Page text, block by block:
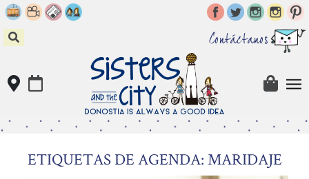
Skip
to
content
Contáctanos
ETIQUETAS DE AGENDA: MARIDAJE